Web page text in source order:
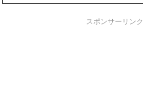
スポンサーリンク